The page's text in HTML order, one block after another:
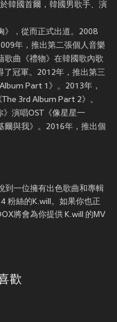
韓國首爾，韓國男歌手、演
》，從而正式出道。2008
年，推出第二張個人音樂
歌曲《禮物》在韓國歌內歌
了冠軍。2012年，推出第三
Part 1》。2013年，
3rd Album Part 2》。
》演唱OST《像星星一
爾與我》。2016年，推出個
到一位擁有出色歌曲和專輯
粉絲的K.will。如果你也正
將會為你提供 K.will 的MV
歡